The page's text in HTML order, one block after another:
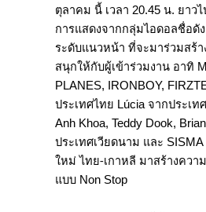
ตุลาคม นี้ เวลา 20.45 น. ยาว
การแสดงจากกลุ่มไอดอลชื่อดั
ระดับแนวหน้า ที่จะมาร่วมสร้
สนุกให้กับผู้เข้าร่วมงาน อาทิ
PLANES, IRONBOY,
ประเทศไทย Lúcia จากประเท
Anh Khoa, Teddy Dook,
ประเทศเวียดนาม และ
ใหม่ ไทย-เกาหลี มาสร้างคว
แบบ Non Stop